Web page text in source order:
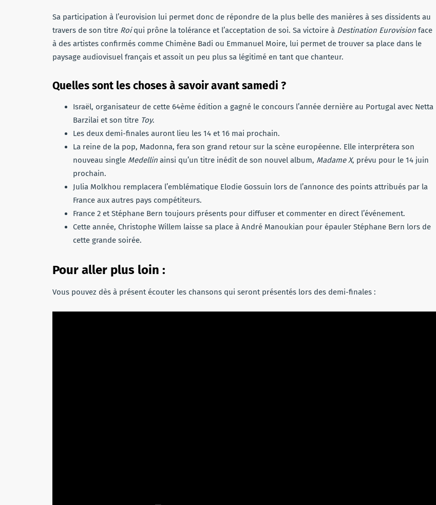
Sa participation à l’eurovision lui permet donc de répondre de la plus belle des manières à ses dissidents au
travers de son titre Roiqui prône la tolérance et l’acceptation de soi. Sa victoire à Destination Eurovision face
à des artistes confirmés comme Chimène Badi ou Emmanuel Moire, lui permet de trouver sa place dans le
paysage audiovisuel français et assoit un peu plus sa légitimé en tant que chanteur.
Quelles sont les choses à savoir avant samedi ?
Israël, organisateur de cette 64ème édition a gagné le concours l’année dernière au Portugal avec Netta
Barzilai et son titre Toy.
Les deux demi-finales auront lieu les 14 et 16 mai prochain.
La reine de la pop, Madonna, fera son grand retour sur la scène européenne. Elle interprétera son
nouveau single Medellin ainsi qu’un titre inédit de son nouvel album, Madame X, prévu pour le 14 juin
prochain.
Julia Molkhou remplacera l’emblématique Elodie Gossuin lors de l’annonce des points attribués par la
France aux autres pays compétiteurs.
France 2 et Stéphane Bern toujours présents pour diffuser et commenter en direct l’événement.
Cette année, Christophe Willem laisse sa place à André Manoukian pour épauler Stéphane Bern lors de
cette grande soirée.
Pour aller plus loin :
Vous pouvez dès à présent écouter les chansons qui seront présentés lors des demi-finales :